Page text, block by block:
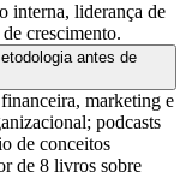
interna, liderança de
crescimento.
antes de
marketing e
podcasts
de conceitos
de 8 livros sobre